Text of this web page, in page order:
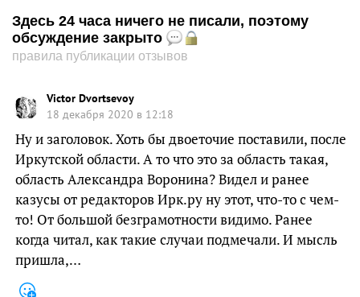
Здесь 24 часа ничего не писали, поэтому
обсуждение закрыто
правила публикации отзывов
Victor Dvortsevoy
18 декабря 2020 в 12:18
Ну и заголовок. Хоть бы двоеточие поставили, после
Иркутской области. А то что это за область такая,
область Александра Воронина? Видел и ранее
казусы от редакторов Ирк.ру ну этот, что-то с чем-
то! От большой безграмотности видимо. Ранее
когда читал, как такие случаи подмечали. И мысль
пришла,…